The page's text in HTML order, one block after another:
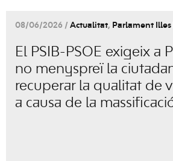
08/06/2026 / Actualitat, Parlament Illes
El PSIB-PSOE exigeix a
no menyspreï la
recuperar la qualitat de
a causa de la